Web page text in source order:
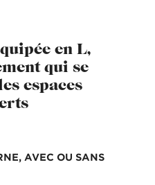
en L,
qui se
espaces
AVEC OU SANS